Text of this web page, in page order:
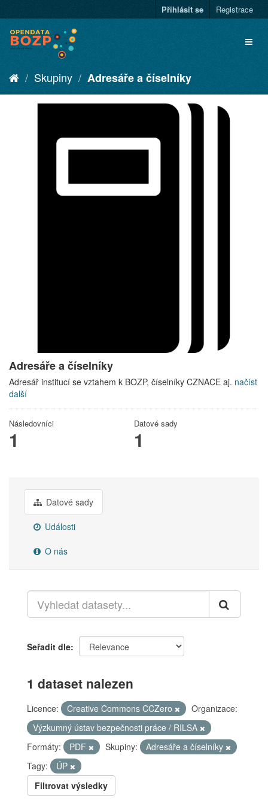
Přihlásit se Registrace
Skupiny Adresáře a číselníky
Adresáře a číselníky
Adresář institucí se vztahem k BOZP, číselníky CZNACE aj. načíst
další
Následovníci
1
Datové sady
1
Datové sady
Události
O nás
Seřadit dle
1 dataset nalezen
Licence: Creative Commons CCZero
Organizace:
Výzkumný ústav bezpečnosti práce / RILSA
Formáty:
PDF Skupiny:
Adresáře a číselníky
Tagy:
ÚP
Filtrovat výsledky